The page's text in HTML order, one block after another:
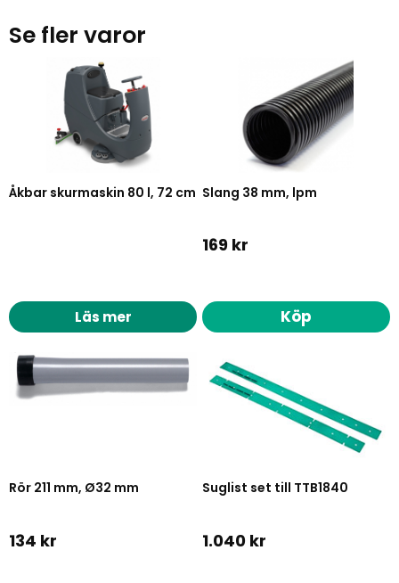
Se fler varor
Åkbar skurmaskin 80 l, 72 cm
Läs mer
Slang 38 mm, lpm
169 kr
Köp
Rör 211 mm, Ø32 mm
134 kr
Suglist set till TTB1840
1.040 kr